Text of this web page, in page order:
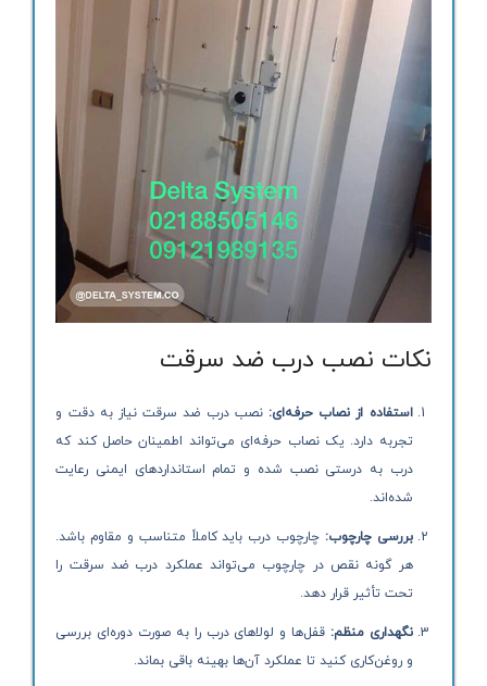
نکات نصب درب ضد سرقت
استفاده از نصاب حرفه‌ای: نصب درب ضد سرقت نیاز به دقت و
تجربه دارد. یک نصاب حرفه‌ای می‌تواند اطمینان حاصل کند که
درب به درستی نصب شده و تمام استانداردهای ایمنی رعایت
شده‌اند.
بررسی چارچوب: چارچوب درب باید کاملاً متناسب و مقاوم باشد.
هر گونه نقص در چارچوب می‌تواند عملکرد درب ضد سرقت را
تحت تأثیر قرار دهد.
نگهداری منظم: قفل‌ها و لولاهای درب را به صورت دوره‌ای بررسی
و روغن‌کاری کنید تا عملکرد آن‌ها بهینه باقی بماند.